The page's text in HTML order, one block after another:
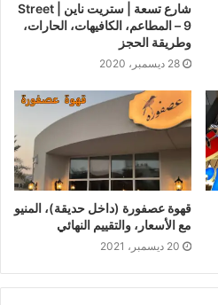
شارع تسعة | ستريت ناين | Street
9 – المطاعم، الكافيهات، الحارات،
وطريقة الحجز
28 ديسمبر، 2020
قهوة عصفورة (داخل حديقة)، المنيو
مع الأسعار، والتقييم النهائي
20 ديسمبر، 2021